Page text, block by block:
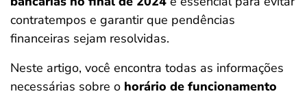
contratempos e garantir que pendências
financeiras sejam resolvidas.
Neste artigo, você encontra todas as informações
necessárias sobre o horário de funcionamento